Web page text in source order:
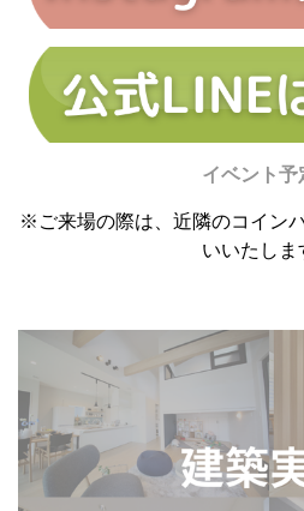
イベント予
※ご来場の際は、近隣のコイン
いいたしま